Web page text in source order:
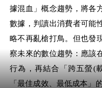
據混血」概念趨勢，將各
數據，判讀出消費者可能
略不再亂槍打鳥。但也發
察未來的數位趨勢：應該
行為，再結合「跨五螢(
「最佳成效、最低成本」